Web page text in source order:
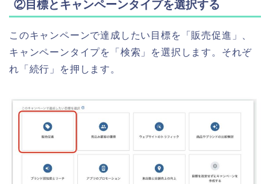
②目標とキャンペーンタイプを選択する
このキャンペーンで達成したい目標を「販売促進」、
キャンペーンタイプを「検索」を選択します。それぞ
れ「続行」を押します。